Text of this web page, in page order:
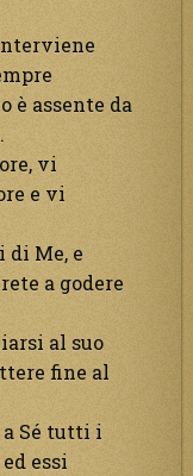
è assente da
vi
e vi
di Me, e
a godere
al suo
fine al
a Sé tutti i
essi